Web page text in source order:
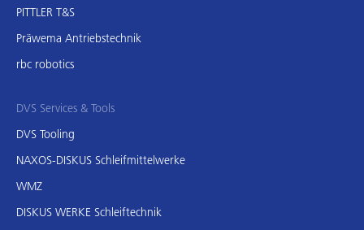
PITTLER T&S
Präwema Antriebstechnik
rbc robotics
DVS Services & Tools
DVS Tooling
NAXOS-DISKUS Schleifmittelwerke
WMZ
DISKUS WERKE Schleiftechnik